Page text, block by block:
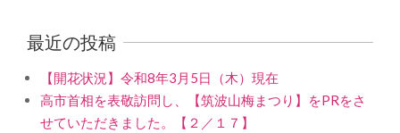
最近の投稿
【開花状況】令和8年3月5日（木）現在
高市首相を表敬訪問し、【筑波山梅まつり】をPRをさ
せていただきました。【２／１７】